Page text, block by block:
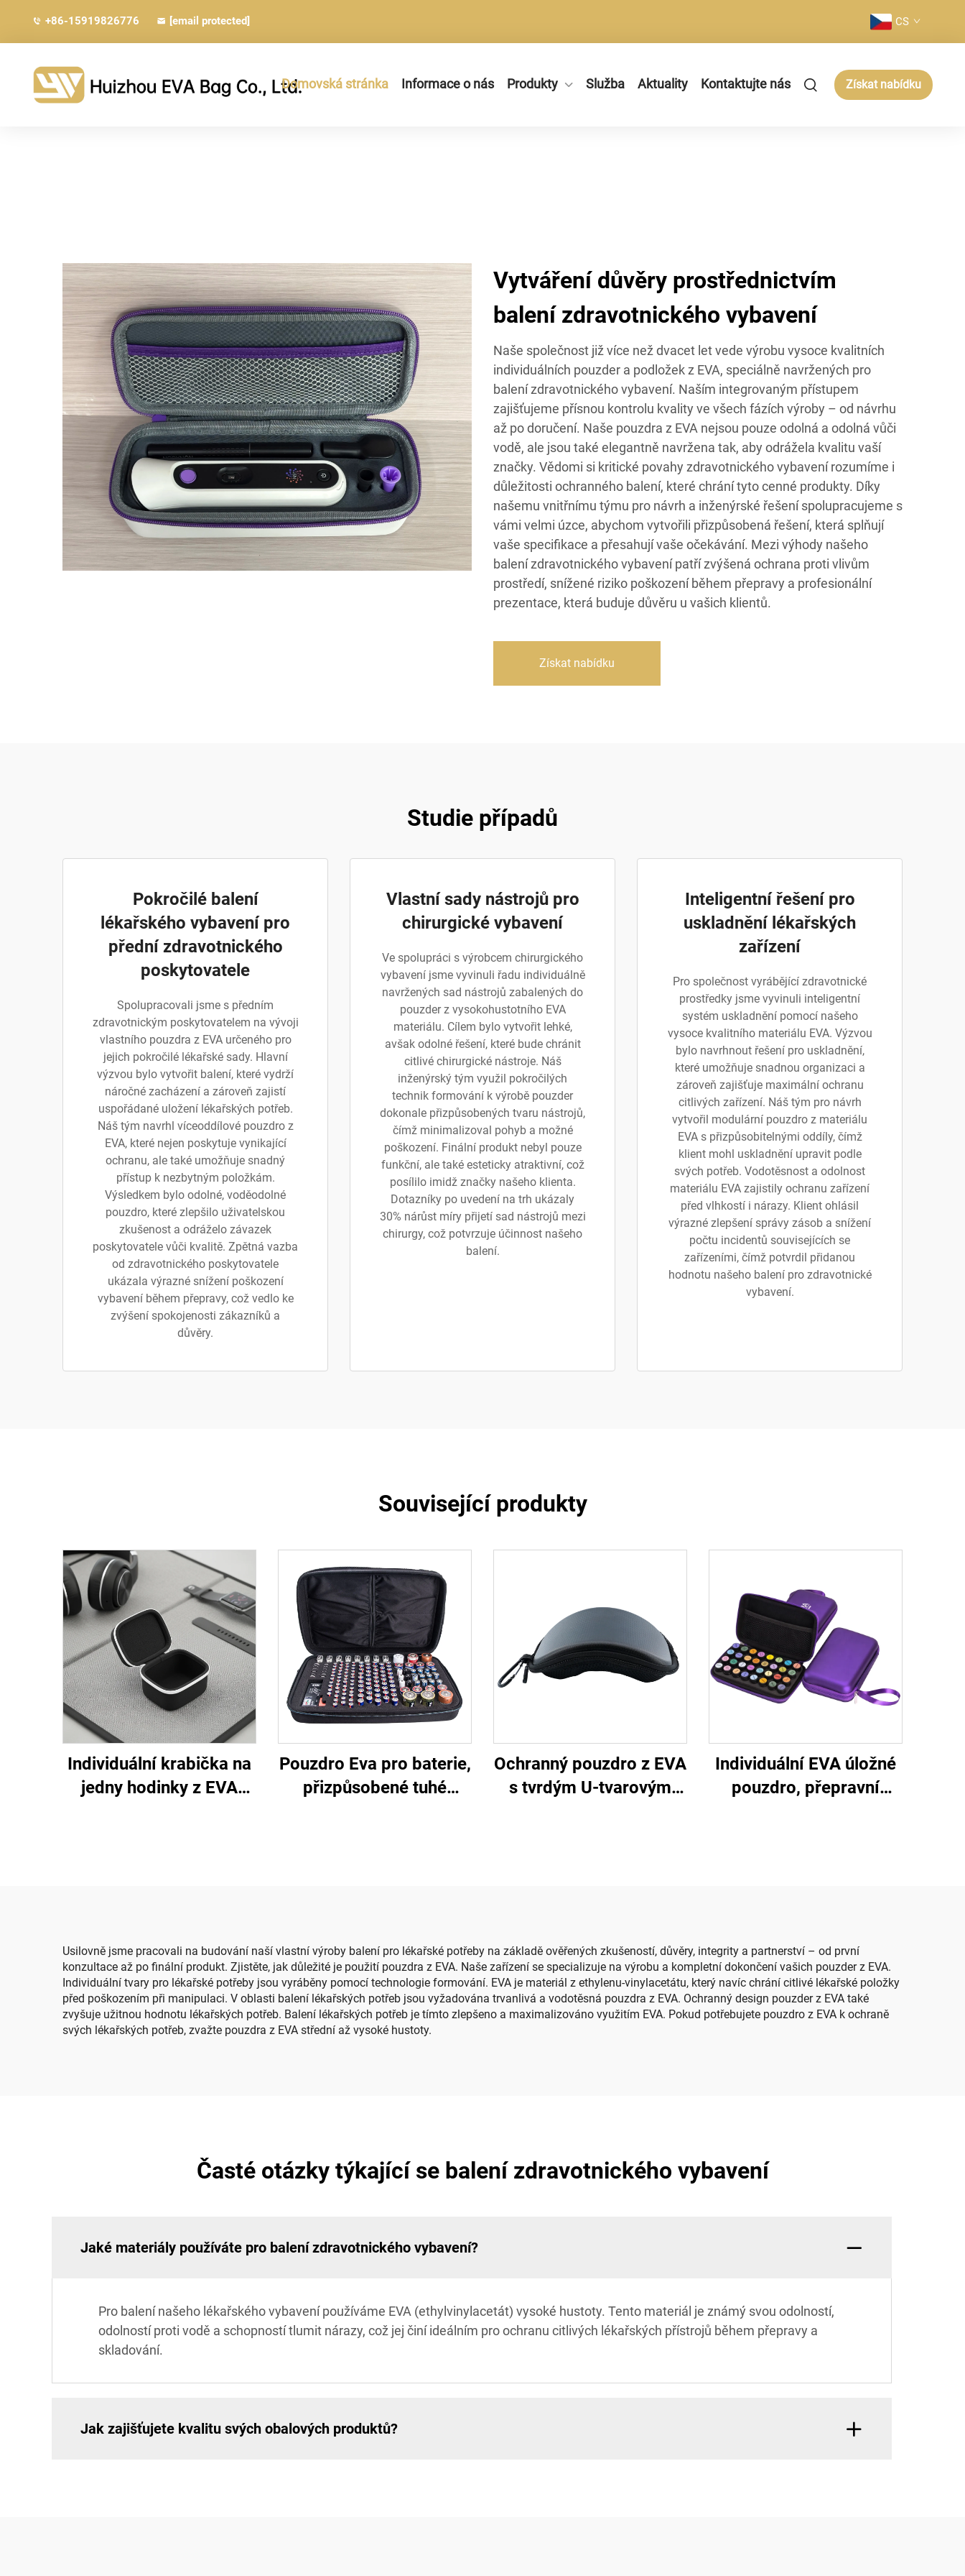
+86-15919826776 [email protected] CS
Domovská stránka Informace o nás Produkty Služba Aktuality Kontaktujte nás Získat nabídku
Vytváření důvěry prostřednictvím
balení zdravotnického vybavení
Naše společnost již více než dvacet let vede výrobu vysoce kvalitních
individuálních pouzder a podložek z EVA, speciálně navržených pro
balení zdravotnického vybavení. Naším integrovaným přístupem
zajišťujeme přísnou kontrolu kvality ve všech fázích výroby – od návrhu
až po doručení. Naše pouzdra z EVA nejsou pouze odolná a odolná vůči
vodě, ale jsou také elegantně navržena tak, aby odrážela kvalitu vaší
značky. Vědomi si kritické povahy zdravotnického vybavení rozumíme i
důležitosti ochranného balení, které chrání tyto cenné produkty. Díky
našemu vnitřnímu týmu pro návrh a inženýrské řešení spolupracujeme s
vámi velmi úzce, abychom vytvořili přizpůsobená řešení, která splňují
vaše specifikace a přesahují vaše očekávání. Mezi výhody našeho
balení zdravotnického vybavení patří zvýšená ochrana proti vlivům
prostředí, snížené riziko poškození během přepravy a profesionální
prezentace, která buduje důvěru u vašich klientů.
Získat nabídku
Studie případů
Pokročilé balení
lékařského vybavení pro
přední zdravotnického
poskytovatele
Spolupracovali jsme s předním
zdravotnickým poskytovatelem na vývoji
vlastního pouzdra z EVA určeného pro
jejich pokročilé lékařské sady. Hlavní
výzvou bylo vytvořit balení, které vydrží
náročné zacházení a zároveň zajistí
uspořádané uložení lékařských potřeb.
Náš tým navrhl víceoddílové pouzdro z
EVA, které nejen poskytuje vynikající
ochranu, ale také umožňuje snadný
přístup k nezbytným položkám.
Výsledkem bylo odolné, voděodolné
pouzdro, které zlepšilo uživatelskou
zkušenost a odráželo závazek
poskytovatele vůči kvalitě. Zpětná vazba
od zdravotnického poskytovatele
ukázala výrazné snížení poškození
vybavení během přepravy, což vedlo ke
zvýšení spokojenosti zákazníků a
důvěry.
Vlastní sady nástrojů pro
chirurgické vybavení
Ve spolupráci s výrobcem chirurgického
vybavení jsme vyvinuli řadu individuálně
navržených sad nástrojů zabalených do
pouzder z vysokohustotního EVA
materiálu. Cílem bylo vytvořit lehké,
avšak odolné řešení, které bude chránit
citlivé chirurgické nástroje. Náš
inženýrský tým využil pokročilých
technik formování k výrobě pouzder
dokonale přizpůsobených tvaru nástrojů,
čímž minimalizoval pohyb a možné
poškození. Finální produkt nebyl pouze
funkční, ale také esteticky atraktivní, což
posílilo imidž značky našeho klienta.
Dotazníky po uvedení na trh ukázaly
30% nárůst míry přijetí sad nástrojů mezi
chirurgy, což potvrzuje účinnost našeho
balení.
Inteligentní řešení pro
uskladnění lékařských
zařízení
Pro společnost vyrábějící zdravotnické
prostředky jsme vyvinuli inteligentní
systém uskladnění pomocí našeho
vysoce kvalitního materiálu EVA. Výzvou
bylo navrhnout řešení pro uskladnění,
které umožňuje snadnou organizaci a
zároveň zajišťuje maximální ochranu
citlivých zařízení. Náš tým pro návrh
vytvořil modulární pouzdro z materiálu
EVA s přizpůsobitelnými oddíly, čímž
klient mohl uskladnění upravit podle
svých potřeb. Vodotěsnost a odolnost
materiálu EVA zajistily ochranu zařízení
před vlhkostí i nárazy. Klient ohlásil
výrazné zlepšení správy zásob a snížení
počtu incidentů souvisejících se
zařízeními, čímž potvrdil přidanou
hodnotu našeho balení pro zdravotnické
vybavení.
Související produkty
Individuální krabička na
jedny hodinky z EVA
Pouzdro Eva pro baterie,
přizpůsobené tuhé
Eva
Ochranný pouzdro z EVA
s tvrdým U-tvarovým
Individuální EVA úložné
pouzdro, přepravní
Usilovně jsme pracovali na budování naší vlastní výroby balení pro lékařské potřeby na základě ověřených zkušeností, důvěry, integrity a partnerství – od první
konzultace až po finální produkt. Zjistěte, jak důležité je použití pouzdra z EVA. Naše zařízení se specializuje na výrobu a kompletní dokončení vašich pouzder z EVA.
Individuální tvary pro lékařské potřeby jsou vyráběny pomocí technologie formování. EVA je materiál z ethylenu-vinylacetátu, který navíc chrání citlivé lékařské položky
před poškozením při manipulaci. V oblasti balení lékařských potřeb jsou vyžadována trvanlivá a vodotěsná pouzdra z EVA. Ochranný design pouzder z EVA také
zvyšuje užitnou hodnotu lékařských potřeb. Balení lékařských potřeb je tímto zlepšeno a maximalizováno využitím EVA. Pokud potřebujete pouzdro z EVA k ochraně
svých lékařských potřeb, zvažte pouzdra z EVA střední až vysoké hustoty.
Časté otázky týkající se balení zdravotnického vybavení
Jaké materiály používáte pro balení zdravotnického vybavení?
Pro balení našeho lékařského vybavení používáme EVA (ethylvinylacetát) vysoké hustoty. Tento materiál je známý svou odolností,
odolností proti vodě a schopností tlumit nárazy, což jej činí ideálním pro ochranu citlivých lékařských přístrojů během přepravy a
skladování.
Jak zajišťujete kvalitu svých obalových produktů?